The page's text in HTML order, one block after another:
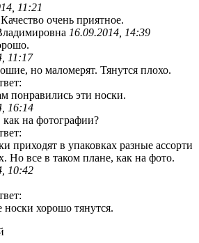
11:21
очень приятное.
16.09.2014, 14:39
11:17
но маломерят. Тянутся плохо.
понравились эти носки.
16:14
как на фотографии?
приходят в упаковках разные ассорти
Но все в таком плане, как на фото.
10:42
носки хорошо тянутся.